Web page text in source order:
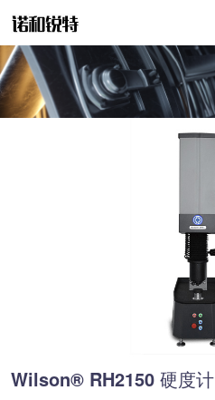
Wilson® RH2150 硬度计